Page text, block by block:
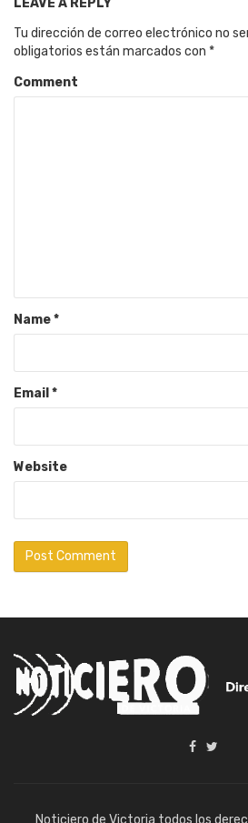
LEAVE A REPLY
Tu dirección de correo electrónico no
obligatorios están marcados con *
Comment
Name*
Email *
Website
Noticiero de Victoria todos los